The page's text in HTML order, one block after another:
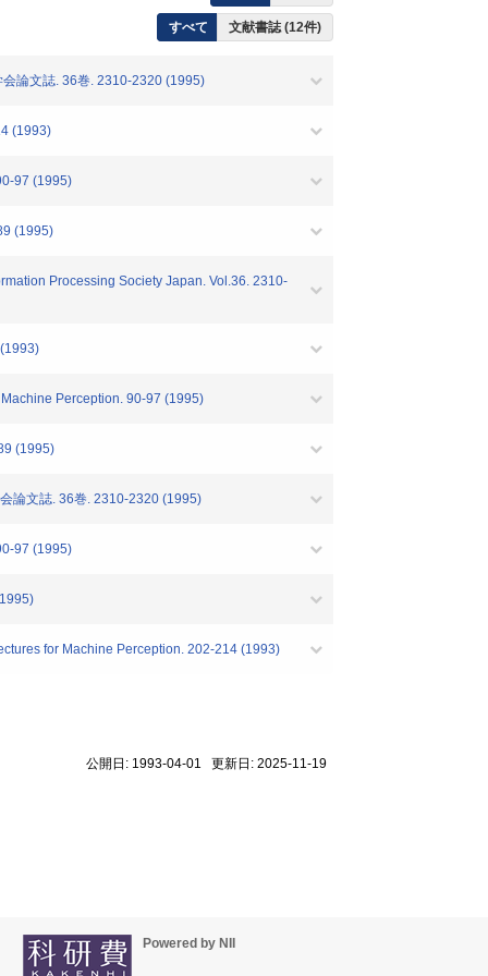
すべて 文献書誌 (12件)
論文誌. 36巻. 2310-2320 (1995)
(1993)
97 (1995)
(1995)
Processing Society Japan. Vol.36. 2310-
Perception. 90-97 (1995)
(1995)
論文誌. 36巻. 2310-2320 (1995)
97 (1995)
for Machine Perception. 202-214 (1993)
公開日: 1993-04-01 更新日: 2025-11-19
Powered by NII